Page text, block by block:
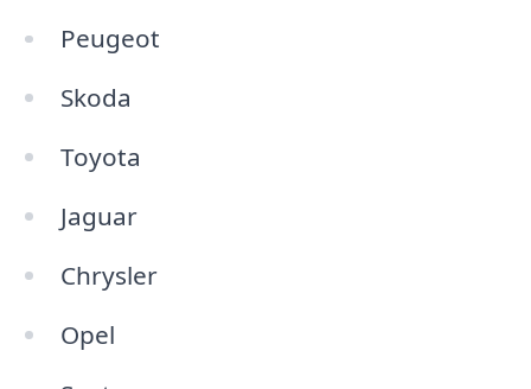
Peugeot
Skoda
Toyota
Jaguar
Chrysler
Opel